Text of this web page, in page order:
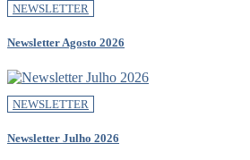
NEWSLETTER
Newsletter Agosto 2026
NEWSLETTER
Newsletter Julho 2026